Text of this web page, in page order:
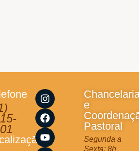
I
n
s
t
a
g
F
a
c
e
b
o
Y
o
u
t
u
b
L
i
n
k
e
Pastoral
Segunda a
Sexta: 8h